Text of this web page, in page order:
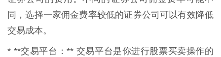
同，选择一家佣金费率较低的证券公司可以有效降低
交易成本。
* **交易平台：** 交易平台是你进行股票买卖操作的